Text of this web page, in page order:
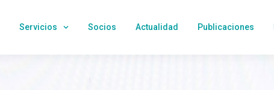
Servicios Socios Actualidad Publicaciones